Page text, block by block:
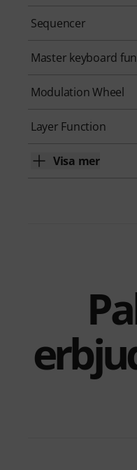
Sequencer
Master keyboard
Modulation Wheel
Layer Function
Visa mer